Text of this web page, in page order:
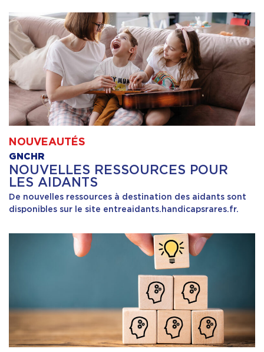
NOUVEAUTÉS
GNCHR
NOUVELLES RESSOURCES POUR
LES AIDANTS
De nouvelles ressources à destination des aidants sont
disponibles sur le site entreaidants.handicapsrares.fr.